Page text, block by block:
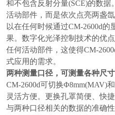
和不包含反射分量(SCE)的数
活动部件，而是依次点亮两盏
以在任何时候通过CM-2600d
果。数字化光泽控制技术的优
任何活动部件，这使得CM-
式应用的需求。
两种测量口径，可测量各种尺
CM-2600d可切换Φ8mm(MAV)
灵活方便。更换孔罩简便、快
与两种口径相关的数据的准确